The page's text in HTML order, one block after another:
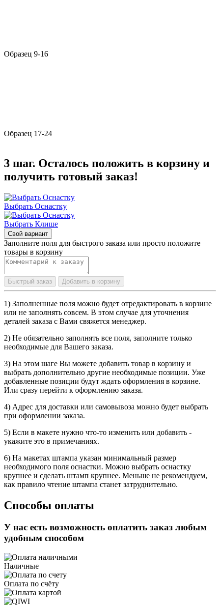
Образец 9-16
Образец 17-24
3 шаг. Осталось положить в корзину и
получить готовый заказ!
Выбрать Оснастку
Выбрать Клише
Свой вариант
Заполните поля для быстрого заказа или просто положите
товары в корзину
Быстрый заказ Добавить в корзину
1) Заполненные поля можно будет отредактировать в корзине
или не заполнять совсем. В этом случае для уточнения
деталей заказа с Вами свяжется менеджер.
2) Не обязательно заполнять все поля, заполните только
необходимые для Вашего заказа.
3) На этом шаге Вы можете добавить товар в корзину и
выбрать дополнительно другие необходимые позиции. Уже
добавленные позиции будут ждать оформления в корзине.
Или сразу перейти к оформлению заказа.
4) Адрес для доставки или самовывоза можно будет выбрать
при оформлении заказа.
5) Если в макете нужно что-то изменить или добавить -
укажите это в примечаниях.
6) На макетах штампа указан минимальный размер
необходимого поля оснастки. Можно выбрать оснастку
крупнее и сделать штамп крупнее. Меньше не рекомендуем,
как правило чтение штампа станет затруднительно.
Способы оплаты
У нас есть возможность оплатить заказ любым
удобным способом
Наличные
Оплата по счёту